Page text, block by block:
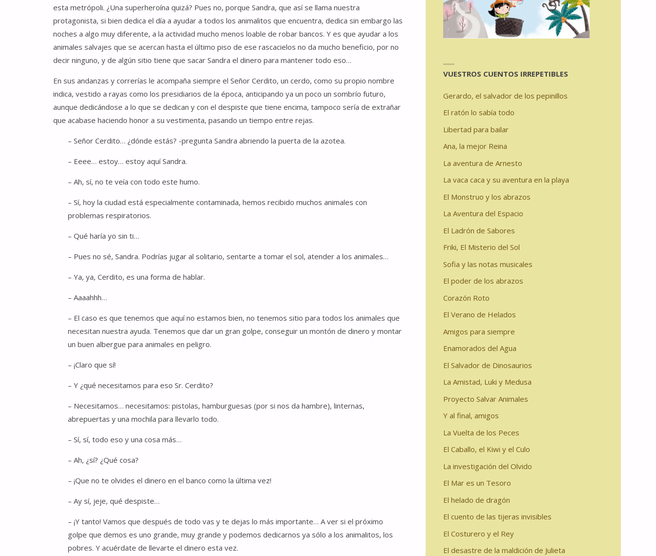
esta metrópoli. ¿Una superheroína quizá? Pues no, porque Sandra, que así se llama nuestra
protagonista, si bien dedica el día a ayudar a todos los animalitos que encuentra, dedica sin embargo las
noches a algo muy diferente, a la actividad mucho menos loable de robar bancos. Y es que ayudar a los
animales salvajes que se acercan hasta el último piso de ese rascacielos no da mucho beneficio, por no
decir ninguno, y de algún sitio tiene que sacar Sandra el dinero para mantener todo eso…
En sus andanzas y correrías le acompaña siempre el Señor Cerdito, un cerdo, como su propio nombre
indica, vestido a rayas como los presidiarios de la época, anticipando ya un poco un sombrío futuro,
aunque dedicándose a lo que se dedican y con el despiste que tiene encima, tampoco sería de extrañar
que acabase haciendo honor a su vestimenta, pasando un tiempo entre rejas.
– Señor Cerdito… ¿dónde estás? -pregunta Sandra abriendo la puerta de la azotea.
– Eeee… estoy… estoy aquí Sandra.
– Ah, sí, no te veía con todo este humo.
– Sí, hoy la ciudad está especialmente contaminada, hemos recibido muchos animales con
problemas respiratorios.
– Qué haría yo sin ti…
– Pues no sé, Sandra. Podrías jugar al solitario, sentarte a tomar el sol, atender a los animales…
– Ya, ya, Cerdito, es una forma de hablar.
– Aaaahhh…
– El caso es que tenemos que aquí no estamos bien, no tenemos sitio para todos los animales que
necesitan nuestra ayuda. Tenemos que dar un gran golpe, conseguir un montón de dinero y montar
un buen albergue para animales en peligro.
– ¡Claro que sí!
– Y ¿qué necesitamos para eso Sr. Cerdito?
– Necesitamos… necesitamos: pistolas, hamburguesas (por si nos da hambre), linternas,
abrepuertas y una mochila para llevarlo todo.
– Sí, sí, todo eso y una cosa más…
– Ah, ¿sí? ¿Qué cosa?
– ¡Que no te olvides el dinero en el banco como la última vez!
– Ay sí, jeje, qué despiste…
– ¡Y tanto! Vamos que después de todo vas y te dejas lo más importante… A ver si el próximo
golpe que demos es uno grande, muy grande y podemos dedicarnos ya sólo a los animalitos, los
pobres. Y acuérdate de llevarte el dinero esta vez.
VUESTROS CUENTOS IRREPETIBLES
Gerardo, el salvador de los pepinillos
El ratón lo sabía todo
Libertad para bailar
Ana, la mejor Reina
La aventura de Arnesto
La vaca caca y su aventura en la playa
El Monstruo y los abrazos
La Aventura del Espacio
El Ladrón de Sabores
Friki, El Misterio del Sol
Sofia y las notas musicales
El poder de los abrazos
Corazón Roto
El Verano de Helados
Amigos para siempre
Enamorados del Agua
El Salvador de Dinosaurios
La Amistad, Luki y Medusa
Proyecto Salvar Animales
Y al final, amigos
La Vuelta de los Peces
El Caballo, el Kiwi y el Culo
La investigación del Olvido
El Mar es un Tesoro
El helado de dragón
El cuento de las tijeras invisibles
El Costurero y el Rey
El desastre de la maldición de Julieta